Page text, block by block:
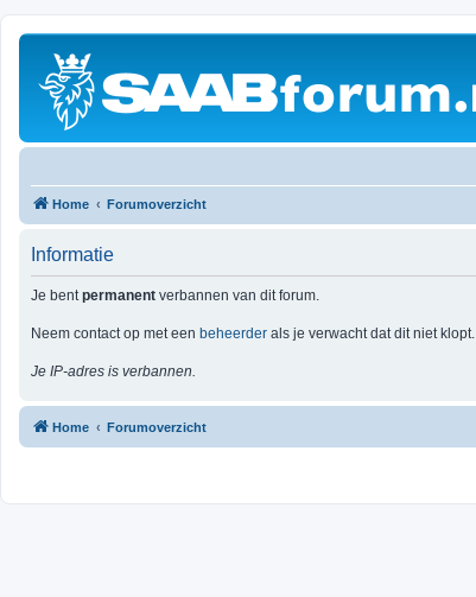
Home Forumoverzicht
Informatie
Je bentpermanent verbannen van dit forum.
Neem contact op met een beheerder als je verwacht dat dit niet klopt.
Je IP-adres is verbannen.
Home Forumoverzicht